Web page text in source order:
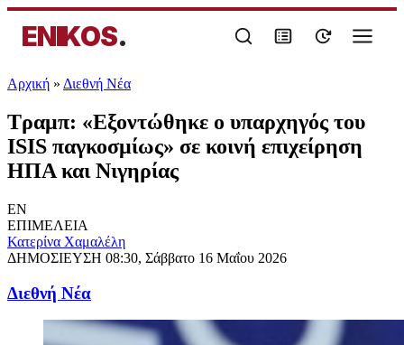
ENIKOS.
Αρχική » Διεθνή Νέα
Τραμπ: «Εξοντώθηκε ο υπαρχηγός του
ISIS παγκοσμίως» σε κοινή επιχείρηση
ΗΠΑ και Νιγηρίας
EN
ΕΠΙΜΕΛΕΙΑ
Κατερίνα Χαμαλέλη
ΔΗΜΟΣΙΕΥΣΗ 08:30, Σάββατο 16 Μαΐου 2026
Διεθνή Νέα